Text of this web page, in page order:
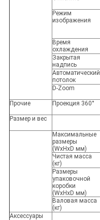
Режим
изображения
Время
охлаждения
Закрытая
надпись
Автоматический
потолок
D-Zoom
Прочие Проекция 360°
Размер и вес
Максимальные
размеры
(WxHxD мм)
Чистая масса
(кг)
Размеры
упаковочной
коробки
(WxHxD мм)
Валовая масса
(кг)
Аксессуары